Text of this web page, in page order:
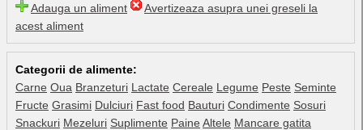
Adauga un aliment
Avertizeaza asupra unei greseli la
acest aliment
Categorii de alimente:
Carne Oua Branzeturi Lactate Cereale Legume Peste Seminte
Fructe Grasimi Dulciuri Fast food Bauturi Condimente Sosuri
Snackuri Mezeluri Suplimente Paine Altele Mancare gatita